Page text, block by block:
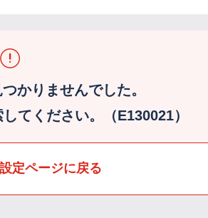
かりませんでした。
てください。（E130021）
定ページに戻る